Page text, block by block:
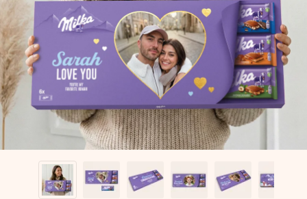
Kartička s venovaním zdarma
Vytvorte niečo výnimočné v pár jednoduchých krokoch – s
jej menom, vašou fotografiou alebo odkazom, ktorý naozaj
zahreje pri srdci. Žiadne zbytočnosti, len veľa lásky pre ten
pravý moment.